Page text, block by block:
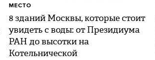
8 зданий Москвы, которые стоит
увидеть с воды: от Президиума
РАН до высотки на
Котельнической
МЕСТО